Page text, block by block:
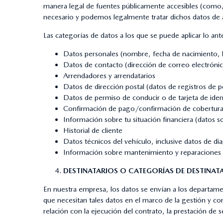
manera legal de fuentes públicamente accesibles
necesario y podemos legalmente tratar dichos datos
Las categorías de datos a los que se puede aplicar lo
Datos personales (nombre, fecha de
Datos de contacto (dirección de correo
Arrendadores y arrendatarios
Datos de dirección postal (datos de registros de
Datos de permiso de conducir o de tarjeta de
Confirmación de pago/confirmación de
Información sobre tu situación financiera (datos
Historial de cliente
Datos técnicos del vehículo, inclusive datos de
Información sobre mantenimiento y reparaciones
DESTINATARIOS O CATEGORÍAS DE
En nuestra empresa, los datos se envían a los
que necesitan tales datos en el marco de la gestión y
relación con la ejecución del contrato, la prestación de